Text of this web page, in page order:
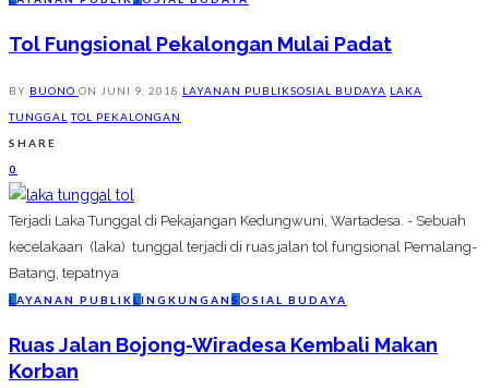
Tol Fungsional Pekalongan Mulai Padat
BY BUONO ON JUNI 9, 2018 LAYANAN PUBLIKSOSIAL BUDAYA LAKA
TUNGGAL TOL PEKALONGAN
SHARE
0
Terjadi Laka Tunggal di Pekajangan Kedungwuni, Wartadesa. - Sebuah
kecelakaan (laka) tunggal terjadi di ruas jalan tol fungsional Pemalang-
Batang, tepatnya
L AYANAN PUBLIKL INGKUNGAN S OSIAL BUDAYA
Ruas Jalan Bojong-Wiradesa Kembali Makan
Korban